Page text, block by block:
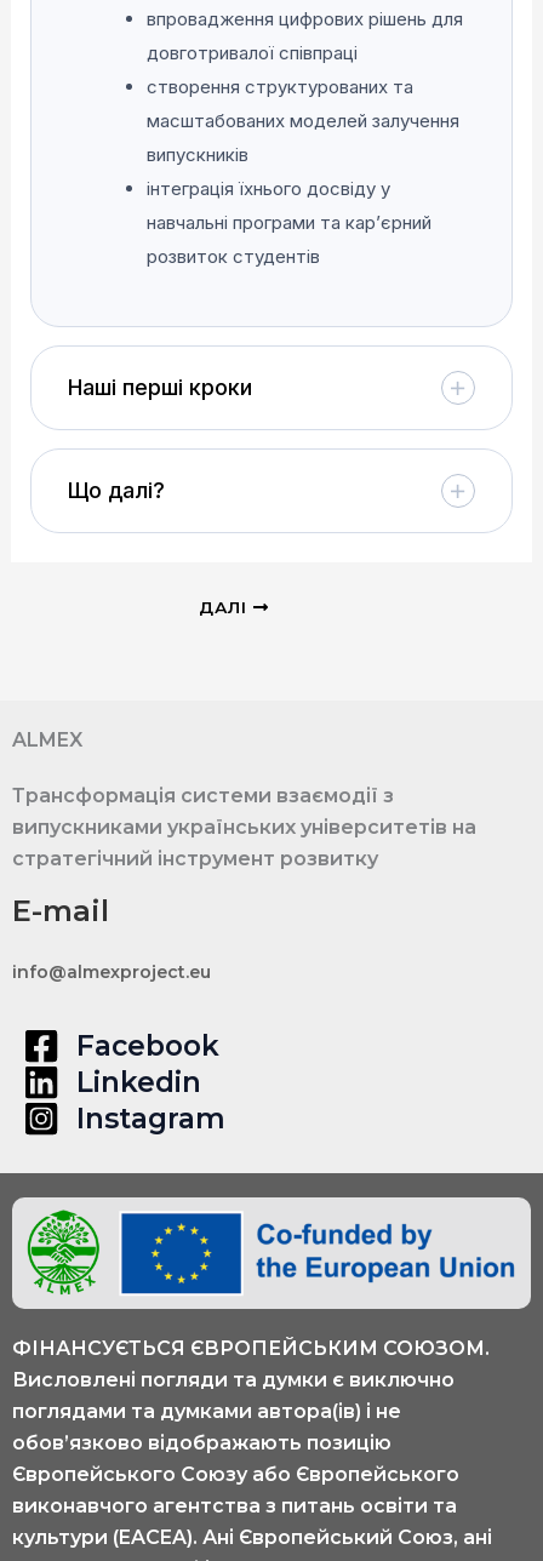
впровадження цифрових рішень для
довготривалої співпраці
створення структурованих та
масштабованих моделей залучення
випускників
інтеграція їхнього досвіду у
навчальні програми та кар’єрний
розвиток студентів
Наші перші кроки
Що далі?
ДАЛІ
ALMEX
Трансформація системи взаємодії з
випускниками українських університетів на
стратегічний інструмент розвитку
E-mail
info@almexproject.eu
Facebook
Linkedin
Instagram
ФІНАНСУЄТЬСЯ ЄВРОПЕЙСЬКИМ СОЮЗОМ.
Висловлені погляди та думки є виключно
поглядами та думками автора(ів) і не
обов’язково відображають позицію
Європейського Союзу або Європейського
виконавчого агентства з питань освіти та
культури (EACEA). Ані Європейський Союз, ані